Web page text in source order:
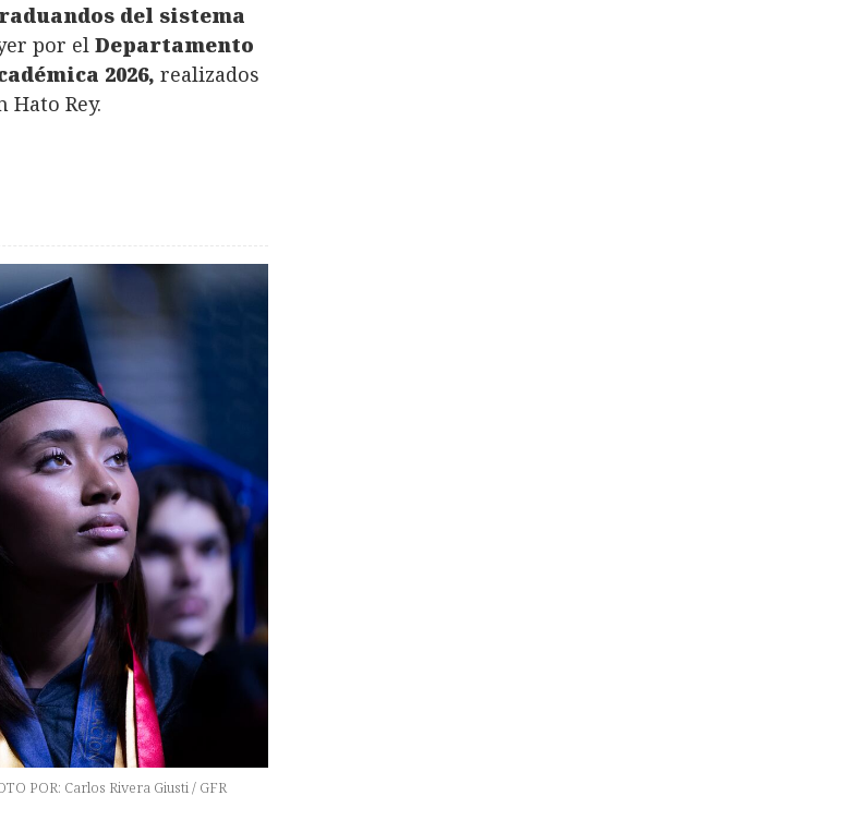
del sistema
por el Departamento
2026, realizados
Hato Rey.
POR: Carlos Rivera Giusti / GFR